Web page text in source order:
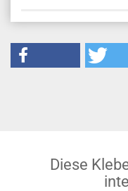
Diese